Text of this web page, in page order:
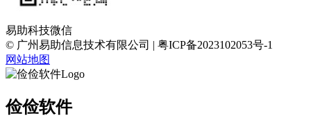
易助科技微信
© 广州易助信息技术有限公司 | 粤ICP备2023102053号-1
网站地图
俭俭软件